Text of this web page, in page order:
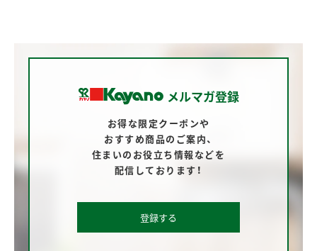
メルマガ登録
お得な限定クーポンや
おすすめ商品のご案内、
住まいのお役立ち情報などを
配信しております！
登録する